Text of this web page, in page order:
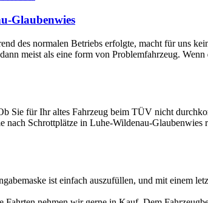
Glaubenwies
des normalen Betriebs erfolgte, macht für uns
meist als eine form von Problemfahrzeug.
Sie für Ihr altes Fahrzeug beim TÜV nicht
Schrottplätze in Luhe-Wildenau-Glaubenwies
ist einfach auszufüllen, und mit einem